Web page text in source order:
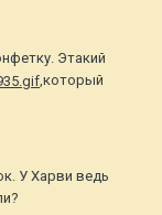
Этакий
,который
У Харви ведь